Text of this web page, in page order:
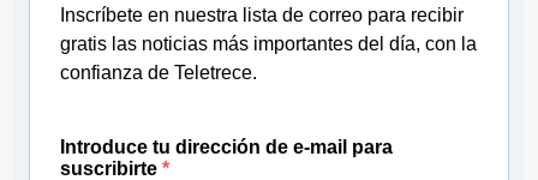
Inscríbete en nuestra lista de correo para recibir
gratis las noticias más importantes del día, con la
confianza de Teletrece.
Introduce tu dirección de e-mail para
suscribirte